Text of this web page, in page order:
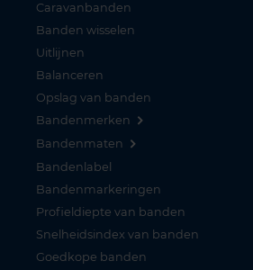
Caravanbanden
Banden wisselen
Uitlijnen
Balanceren
Opslag van banden
Bandenmerken
Bandenmaten
Bandenlabel
Bandenmarkeringen
Profieldiepte van banden
Snelheidsindex van banden
Goedkope banden